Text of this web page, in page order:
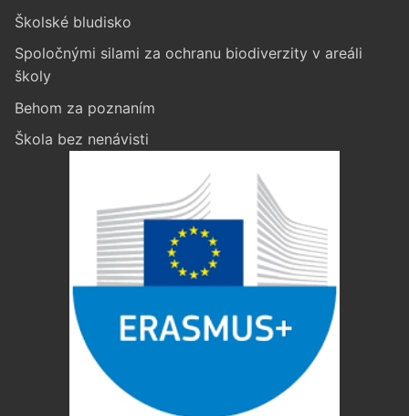
Školské bludisko
Spoločnými silami za ochranu biodiverzity v areáli
školy
Behom za poznaním
Škola bez nenávisti